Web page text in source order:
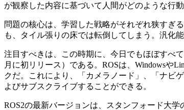
が観察した内容に基づいて人間がどのような行
問題の核心は、学習した戦略がそれぞれ狭すぎ
も、タイル張りの床では転倒してしまう。汎化
注目すべきは、この時期に、今日でもほぼすべ
月に初リリース）である。ROSは、Windowsや
クだ。これにより、「カメラノード」、「ナビ
よびサブスクライブすることができる。
ROS2の最新バージョンは、スタンフォード大